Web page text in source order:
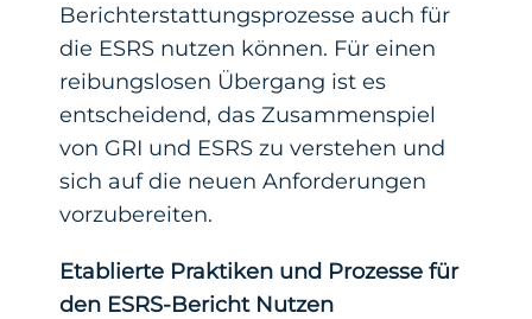
Berichterstattungsprozesse auch für
die ESRS nutzen können. Für einen
reibungslosen Übergang ist es
entscheidend, das Zusammenspiel
von GRI und ESRS zu verstehen und
sich auf die neuen Anforderungen
vorzubereiten.
Etablierte Praktiken und Prozesse für
den ESRS-Bericht Nutzen